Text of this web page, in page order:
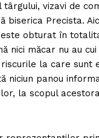
vizavi de
biserica Precista.
obturat în
nici măcar nu au cui
la care sunt
niciun panou
la scopul